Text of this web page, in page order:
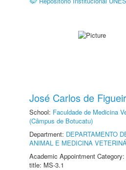
José Carlos de
School: Faculdade de Medicina
(Câmpus de Botucatu)
Department: DEPARTAMENTO
ANIMAL E MEDICINA
Academic Appointment
title: MS-3.1